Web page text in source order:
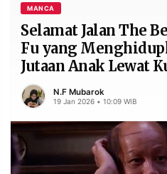
RUBRIKASI
EDITORIAL AKSARA
FINANSIA PERSONA
DAERAH NASIONAL
MANCA SPORT
MANCA
Selamat Jalan The
Fu yang
Jutaan Anak Lewat
N.F Mubarok
19 Jan 2026 • 10:09 WIB